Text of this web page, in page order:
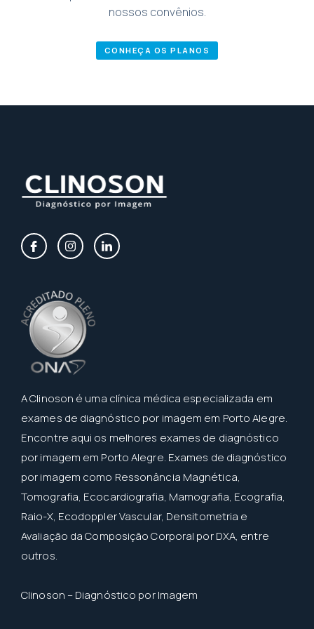
nossos convênios.
CONHEÇA OS PLANOS
A Clinoson é uma clínica médica especializada em
exames de diagnóstico por imagem em Porto Alegre.
Encontre aqui os melhores exames de diagnóstico
por imagem em Porto Alegre. Exames de diagnóstico
por imagem como Ressonância Magnética,
Tomografia, Ecocardiografia, Mamografia, Ecografia,
Raio-X, Ecodoppler Vascular, Densitometria e
Avaliação da Composição Corporal por DXA, entre
outros.
Clinoson – Diagnóstico por Imagem